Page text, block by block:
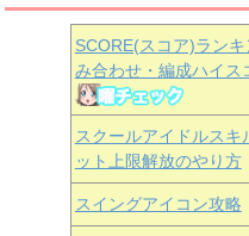
SCORE(スコア)ラン
み合わせ・編成ハイス
スクールアイドルスキ
ット上限解放のやり方
スイングアイコン攻略